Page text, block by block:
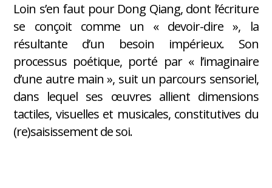
Loin s’en faut pour Dong Qiang, dont l’écriture
se conçoit comme un « devoir-dire », la
résultante d’un besoin impérieux. Son
processus poétique, porté par « l’imaginaire
d’une autre main », suit un parcours sensoriel,
dans lequel ses œuvres allient dimensions
tactiles, visuelles et musicales, constitutives du
(re)saisissement de soi.